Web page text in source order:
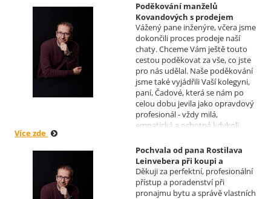
Poděkování manželů
Kovandových s prodejem
chaty v Osové Bítýšce
Realizoval makléř: David
Vašíček
Vážený pane inženýre, včera jsme
dokončili proces prodeje naší
chaty. Chceme Vám ještě touto
cestou poděkovat za vše, co jste
pro nás udělal. Naše poděkování
jsme také vyjádřili Vaší kolegyni,
paní, Čadové, která se nám po
celou dobu jevila jako opravdový
profesionál - vždy milá,
empatická a ochotná kdykoli
problému. Vaše společnost i Vy v
nás získáváte opravdu spokojené
klienty, kteří budou vaše služby
vždy doporučovat každému, kdo
je potřebuje. Věřím, že se na Vás
Více zde
Pochvala od pana Rostilava
Leinvebera při koupi a
následném pronájmu
investiční nemovitosti
Realizoval makléř: David
Děkuji za perfektní, profesionální
přístup a poradenství při
pronajmu bytu a správě vlastních